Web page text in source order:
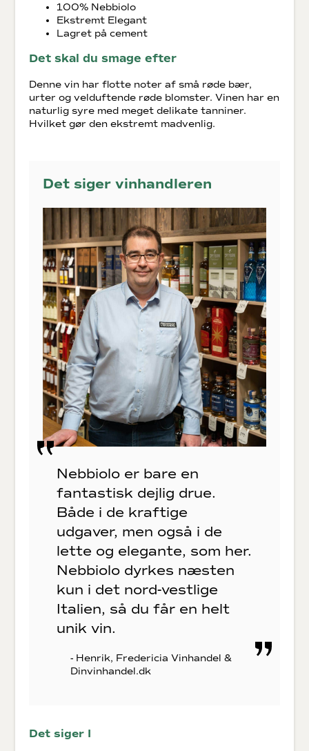
100% Nebbiolo
Ekstremt Elegant
Lagret på cement
Det skal du smage efter
Denne vin har flotte noter af små røde bær,
urter og velduftende røde blomster. Vinen har en
naturlig syre med meget delikate tanniner.
Hvilket gør den ekstremt madvenlig.
Det siger vinhandleren
Nebbiolo er bare en
fantastisk dejlig drue.
Både i de kraftige
udgaver, men også i de
lette og elegante, som her.
Nebbiolo dyrkes næsten
kun i det nord-vestlige
Italien, så du får en helt
unik vin.
- Henrik, Fredericia Vinhandel &
Dinvinhandel.dk
Det siger I